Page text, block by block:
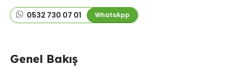
0532 730 07 01 WhatsApp
Genel Bakış